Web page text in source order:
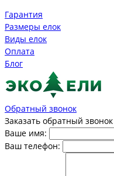
Гарантия
Размеры елок
Виды елок
Оплата
Блог
Обратный звонок
Заказать обратный звонок
Ваше имя:
Ваш телефон: